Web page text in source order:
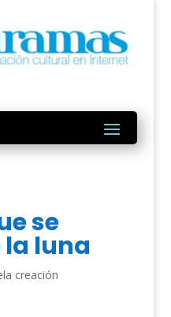
se
luna
creación